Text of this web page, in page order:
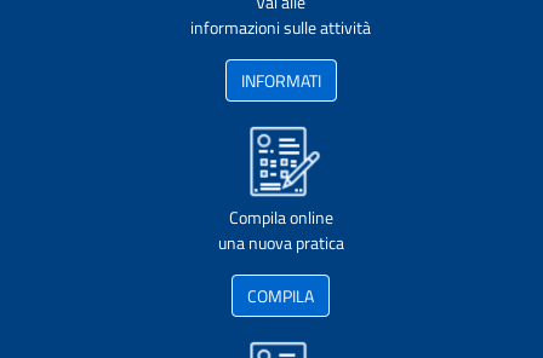
informazioni sulle attività
INFORMATI
Compila online
una nuova pratica
COMPILA